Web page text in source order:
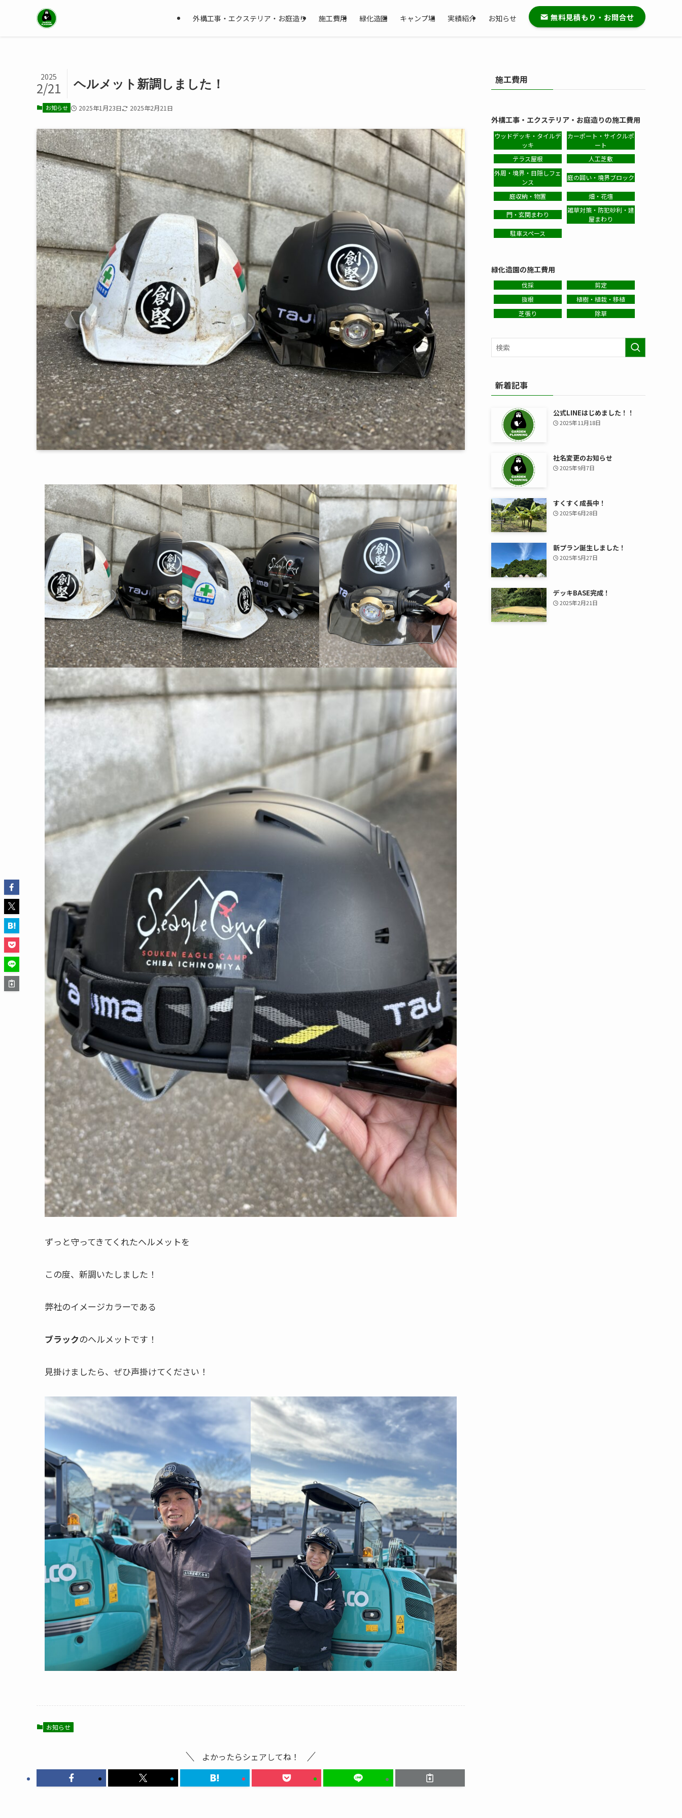
外構工事・エクステリア・お庭造り 施工費用 緑化造園 キャンプ場 実績紹介 お知らせ 無料見積もり・お問合せ
ヘルメット新調しました！
2025
2/21
お知らせ 2025年1月23日 2025年2月21日
ずっと守ってきてくれたヘルメットを
この度、新調いたしました！
弊社のイメージカラーである
ブラックのヘルメットです！
見掛けましたら、ぜひ声掛けてください！
お知らせ
よかったらシェアしてね！
施工費用
外構工事・エクステリア・お庭造りの施工費用
ウッドデッキ・タイルデ
ッキ
カーポート・サイクルポ
ート
テラス屋根
人工芝敷
外周・境界・目隠しフェ
ンス
庭の囲い・境界ブロック
庭収納・物置 畑・花壇
門・玄関まわり
雑草対策・防犯砂利・建
屋まわり
駐車スペース
緑化造園の施工費用
伐採
剪定
抜根
植樹・植栽・移植
芝張り
除草
新着記事
公式LINEはじめました！！
2025年11月18日
社名変更のお知らせ
2025年9月7日
すくすく成長中！
2025年6月28日
新プラン誕生しました！
2025年5月27日
デッキBASE完成！
2025年2月21日